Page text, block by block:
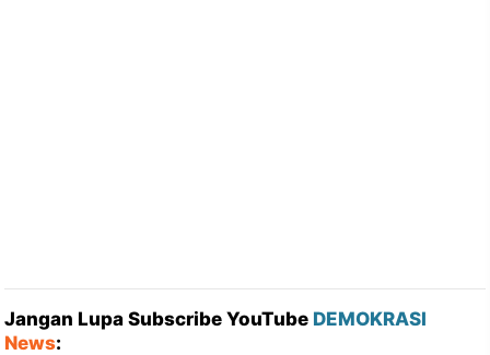
Jangan Lupa Subscribe YouTube DEMOKRASI
News: